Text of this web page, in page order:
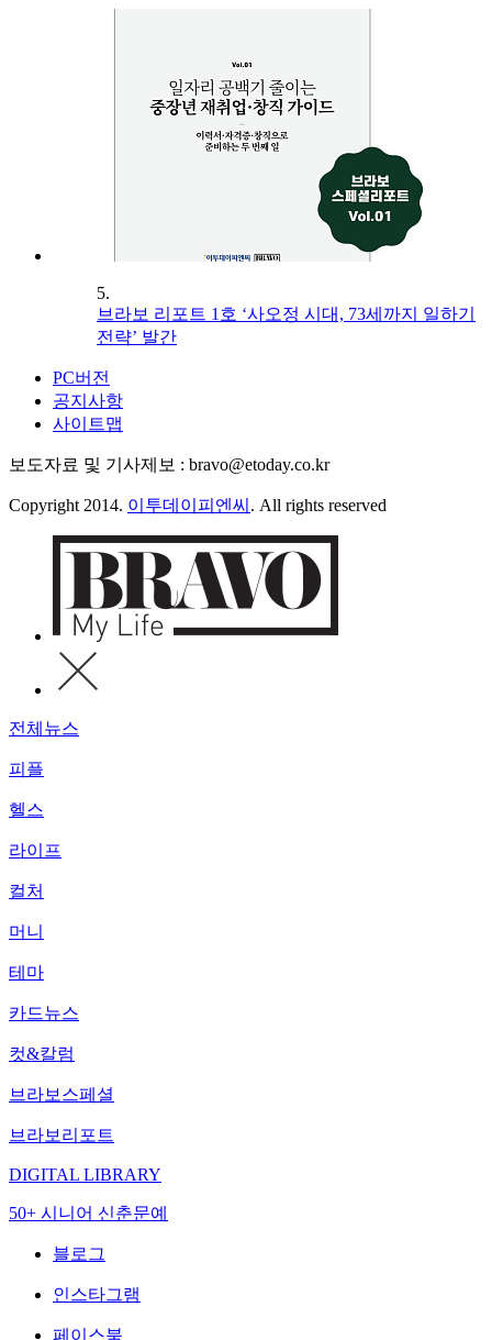
5.
브라보 리포트 1호 ‘사오정 시대, 73세까지 일하기
전략’ 발간
PC버전
공지사항
사이트맵
보도자료 및 기사제보 : bravo@etoday.co.kr
Copyright 2014. 이투데이피엔씨 . All rights reserved
전체뉴스
피플
헬스
라이프
컬처
머니
테마
카드뉴스
컷&칼럼
브라보스페셜
브라보리포트
DIGITAL LIBRARY
50+ 시니어 신춘문예
블로그
인스타그램
페이스북